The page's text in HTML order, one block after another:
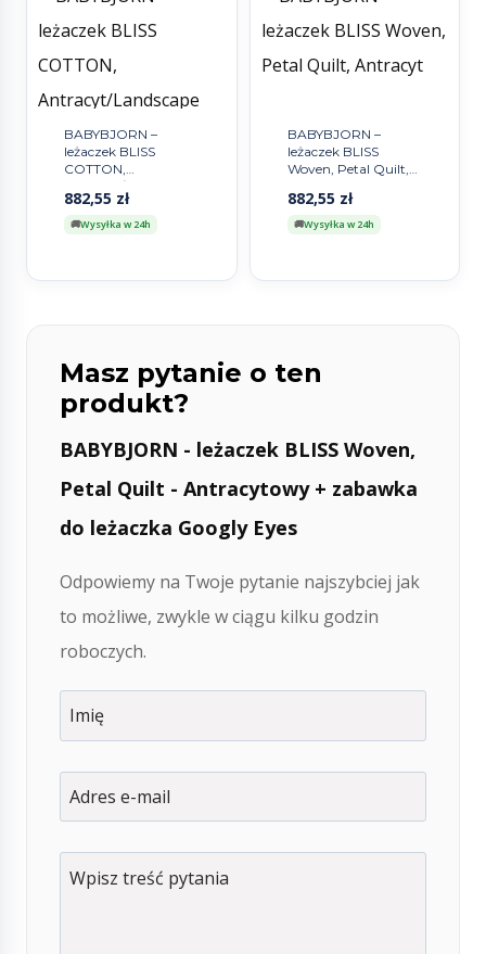
BABYBJORN –
leżaczek BLISS
COTTON,
Antracyt/Landscape
Print
882,55 zł
Wysyłka w 24h
BABYBJORN –
leżaczek BLISS
Woven, Petal Quilt,
882,55 zł
Wysyłka w 24h
Masz pytanie o ten
produkt?
BABYBJORN - leżaczek BLISS Woven,
Petal Quilt - Antracytowy + zabawka
do leżaczka Googly Eyes
Odpowiemy na Twoje pytanie najszybciej jak
to możliwe, zwykle w ciągu kilku godzin
roboczych.